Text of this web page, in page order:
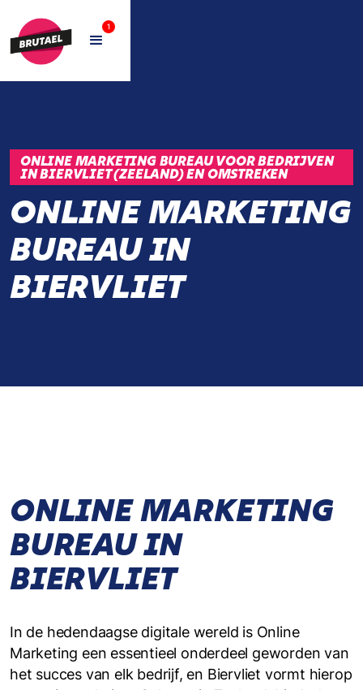
1
ONLINE MARKETING BUREAU VOOR BEDRIJVEN
IN BIERVLIET (ZEELAND) EN OMSTREKEN
ONLINE MARKETING
BUREAU IN
BIERVLIET
ONLINE MARKETING
BUREAU IN
BIERVLIET
In de hedendaagse digitale wereld is Online
Marketing een essentieel onderdeel geworden van
het succes van elk bedrijf, en Biervliet vormt hierop